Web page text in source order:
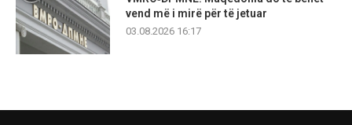
vend më i mirë për të jetuar
03.08.2026 16:17